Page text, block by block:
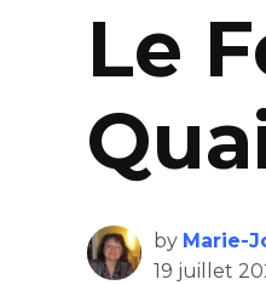
Le
by Marie-
19 juillet